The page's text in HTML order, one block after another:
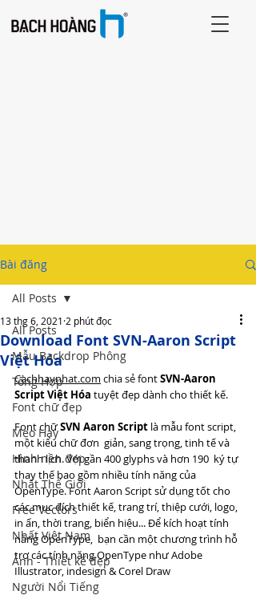
Bài đăng
All Posts
Mẫu Backdrop Phông
Tổng Hợp
Font chữ đẹp
Mẹo Hay
Hình nền đẹp
Nhất Thế Giới
Free Vectors
Nhất Việt Nam
Ảnh - Thiết kế đẹp
Người Nổi Tiếng
All Posts
Download Font SVN-Aaron Script
Việt Hóa
13 thg 6, 2021 2 phút đọc
Cachhaynhat.com chia sẻ font SVN-Aaron
Script Việt Hóa tuyệt đẹp dành cho thiết kế.
Font chữ SVN Aaron Script là mẫu font script,
một kiểu chữ đơn  giản, sang trọng, tinh tế và
thanh lịch. Với gần 400 glyphs và hơn 190  ký tự
thay thế bao gồm nhiều tính năng của
OpenType. Font Aaron Script sử dụng tốt cho
các mục đích thiết kế, trang trí, thiệp cưới, logo,
in ấn, thời trang, biển hiệu... Để kích hoạt tính
năng OpenType,  bạn cần một chương trình hỗ
trợ các tính năng OpenType như Adobe
Illustrator, indesign & Corel Draw